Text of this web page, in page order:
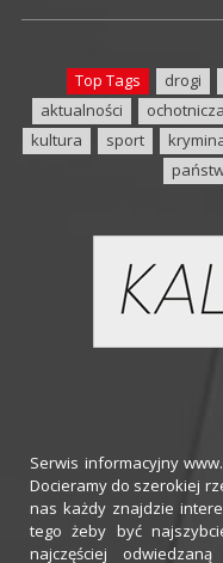
Top Tags drogi
aktualności
kultura
sport
Serwis informacyjny
Docieramy do szerokiej
nas każdy znajdzie
tego żeby być
najczęściej